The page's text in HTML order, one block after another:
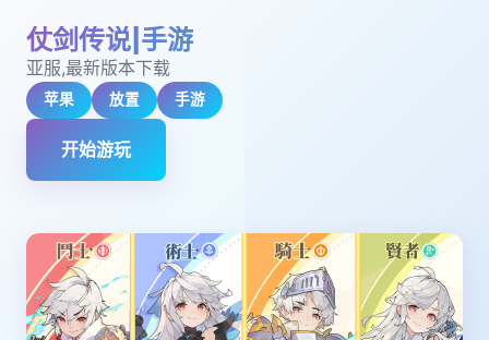
仗剑传说|手游
亚服,最新版本下载
苹果 放置 手游
开始游玩